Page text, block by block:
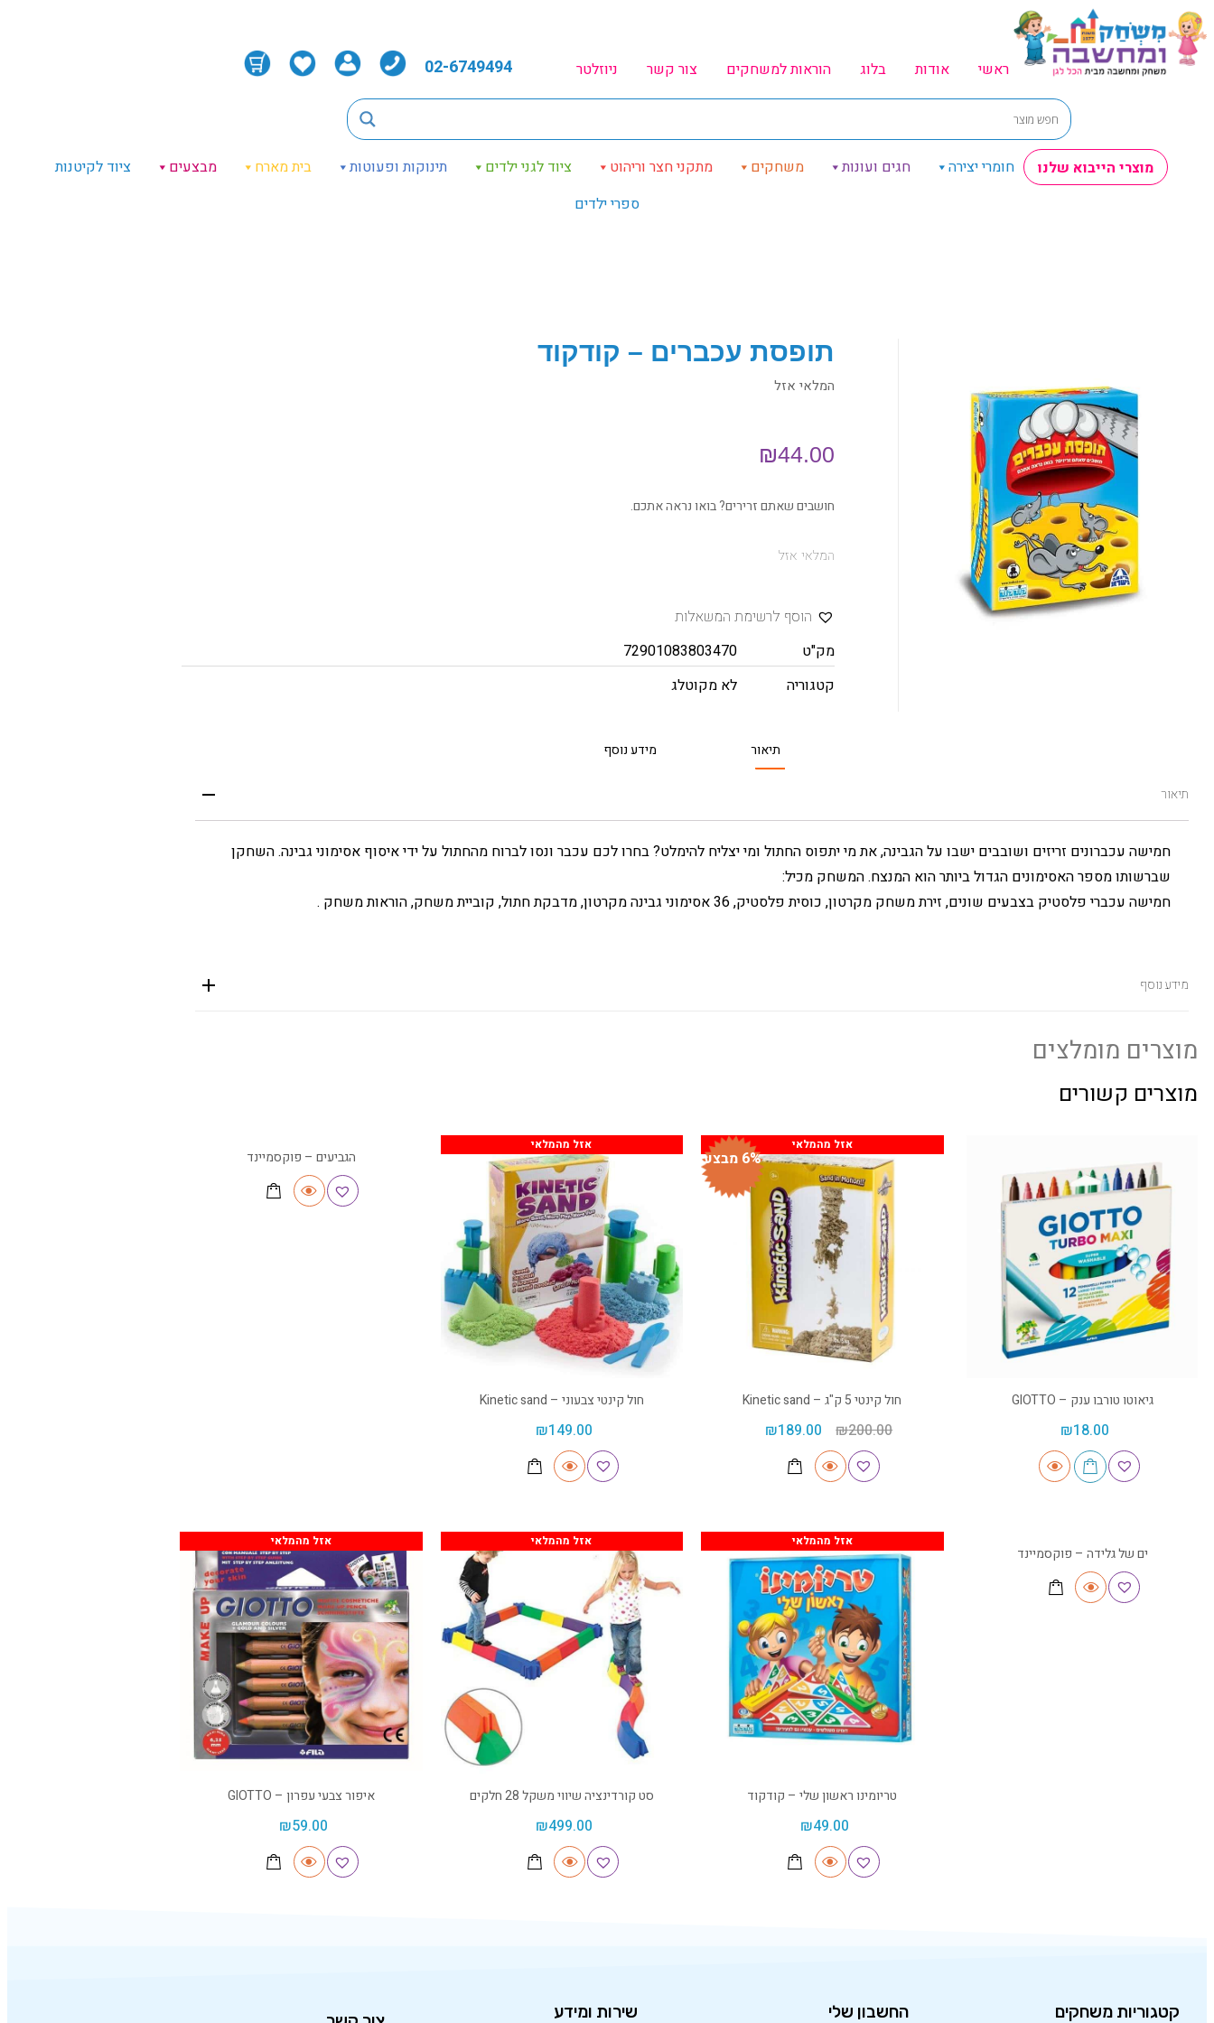
ראשי אודות בלוג הוראות למשחקים צור קשר ניוזלטר 02-6749494
מוצרי הייבוא שלנו חומרי יצירה חגים ועונות משחקים מתקני חצר וריהוט ציוד לגני ילדים תינוקות ופעוטות בית מארח מבצעים
ציוד לקיטנות
ספרי ילדים
תופסת עכברים – קודקוד
המלאי אזל
₪44.00
חושבים שאתם זרירים? בואו נראה אתכם.
המלאי אזל
הוסף לרשימת המשאלות
מק"ט
72901083803470
קטגוריה
לא מקוטלג
תיאור מידע נוסף
תיאור
חמישה עכברונים זריזים ושובבים ישבו על הגבינה, את מי יתפוס החתול ומי יצליח להימלט? בחרו לכם עכבר ונסו לברוח מהחתול על ידי איסוף אסימוני גבינה. השחקן
שברשותו מספר האסימונים הגדול ביותר הוא המנצח. המשחק מכיל:
חמישה עכברי פלסטיק בצבעים שונים, זירת משחק מקרטון, כוסית פלסטיק, 36 אסימוני גבינה מקרטון, מדבקת חתול, קוביית משחק, הוראות משחק .
מידע נוסף
מוצרים מומלצים
מוצרים קשורים
גיאוטו טורבו ענק – GIOTTO
₪18.00
6% מבצע
אזל מהמלאי
חול קינטי 5 ק"ג – Kinetic sand
₪200.00
₪189.00
אזל מהמלאי
חול קינטי צבעוני – Kinetic sand
₪149.00
הגביעים – פוקסמיינד
ים של גלידה – פוקסמיינד
אזל מהמלאי
טריומינו ראשון שלי – קודקוד
₪49.00
אזל מהמלאי
סט קורדינציה שיווי משקל 28 חלקים
₪499.00
אזל מהמלאי
איפור צבעי עפרון – GIOTTO
₪59.00
קטגוריות משחקים החשבון שלי שירות ומידע